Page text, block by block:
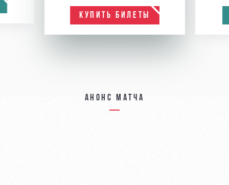
КУПИТЬ БИЛЕТЫ
Анонс матча